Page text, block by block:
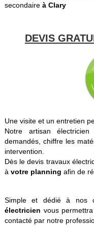
secondaire à Clary
DEVIS
Une visite et un entretien
Notre artisan
demandés, chiffre les
intervention.
Dès le devis travaux
à votre planning afin de
Simple et dédié à nos
électricien vous
contacté par notre